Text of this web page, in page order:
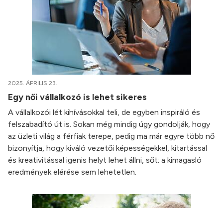
2025. ÁPRILIS 23.
Egy női vállalkozó is lehet sikeres
A vállalkozói lét kihívásokkal teli, de egyben inspiráló és
felszabadító út is. Sokan még mindig úgy gondolják, hogy
az üzleti világ a férfiak terepe, pedig ma már egyre több nő
bizonyítja, hogy kiváló vezetői képességekkel, kitartással
és kreativitással igenis helyt lehet állni, sőt: a kimagasló
eredmények elérése sem lehetetlen.